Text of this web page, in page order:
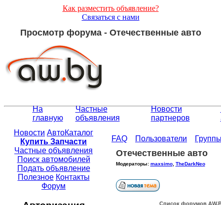
Как разместить объявление?
Связаться с нами
Просмотр форума - Отечественные авто
На
главную
Частные
объявления
Новости
партнеров
Новости АвтоКаталог
Купить Запчасти
Частные объявления
Поиск автомобилей
Подать объявление
Полезное Контакты
Форум
FAQ Пользователи
Отечественные авто
Модераторы: maxsimo, TheDarkNeo
Список форумов